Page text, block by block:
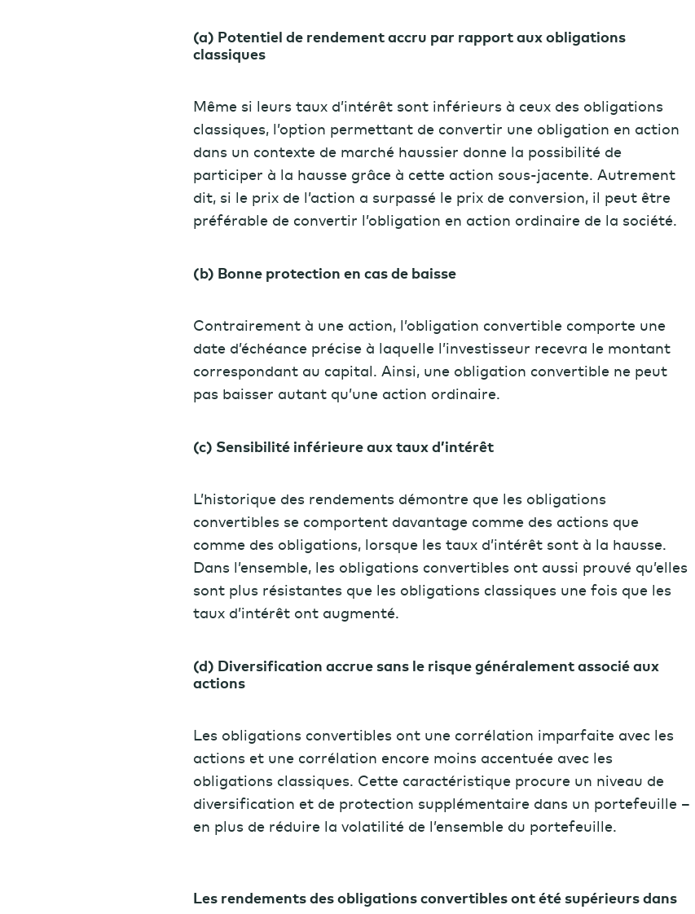
(a) Potentiel de rendement accru par rapport aux obligations
classiques
Même si leurs taux d’intérêt sont inférieurs à ceux des obligations
classiques, l’option permettant de convertir une obligation en action
dans un contexte de marché haussier donne la possibilité de
participer à la hausse grâce à cette action sous-jacente. Autrement
dit, si le prix de l’action a surpassé le prix de conversion, il peut être
préférable de convertir l’obligation en action ordinaire de la société.
(b) Bonne protection en cas de baisse
Contrairement à une action, l’obligation convertible comporte une
date d’échéance précise à laquelle l’investisseur recevra le montant
correspondant au capital. Ainsi, une obligation convertible ne peut
pas baisser autant qu’une action ordinaire.
(c) Sensibilité inférieure aux taux d’intérêt
L’historique des rendements démontre que les obligations
convertibles se comportent davantage comme des actions que
comme des obligations, lorsque les taux d’intérêt sont à la hausse.
Dans l’ensemble, les obligations convertibles ont aussi prouvé qu’elles
sont plus résistantes que les obligations classiques une fois que les
taux d’intérêt ont augmenté.
(d) Diversification accrue sans le risque généralement associé aux
actions
Les obligations convertibles ont une corrélation imparfaite avec les
actions et une corrélation encore moins accentuée avec les
obligations classiques. Cette caractéristique procure un niveau de
diversification et de protection supplémentaire dans un portefeuille –
en plus de réduire la volatilité de l’ensemble du portefeuille.
Les rendements des obligations convertibles ont été supérieurs dans